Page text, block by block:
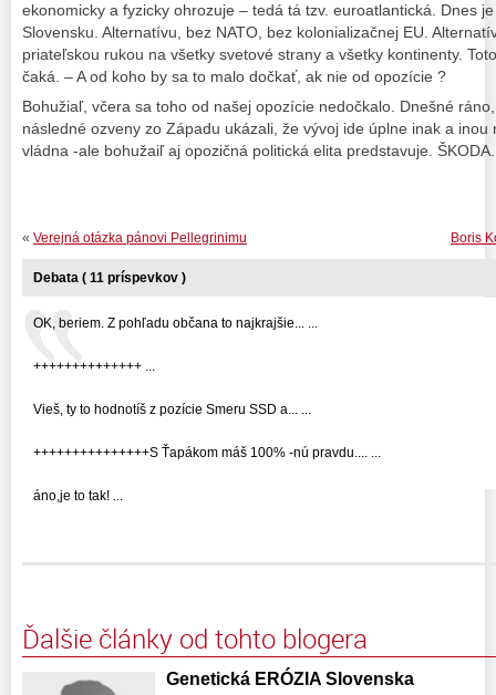
ekonomicky a fyzicky ohrozuje – tedá tá tzv. euroatlantická. Dnes
Slovensku. Alternatívu, bez NATO, bez kolonializačnej EU.
priateľskou rukou na všetky svetové strany a všetky kontinenty.
čaká. – A od koho by sa to malo dočkať, ak nie od opozície ?
Bohužiaľ, včera sa toho od našej opozície nedočkalo. Dnešné
následné ozveny zo Západu ukázali, že vývoj ide úplne inak a
vládna -ale bohužaiľ aj opozičná politická elita predstavuje. ŠKODA.
Boris
« Verejná otázka pánovi Pellegrinimu
Debata ( 11 príspevkov )
OK, beriem. Z pohľadu občana to najkrajšie... ...
++++++++++++++ ...
Vieš, ty to hodnotíš z pozície Smeru SSD a... ...
+++++++++++++++S Ťapákom máš 100% -nú pravdu.... ...
áno,je to tak! ...
Ďalšie články od tohto blogera
Genetická ERÓZIA Slovenska